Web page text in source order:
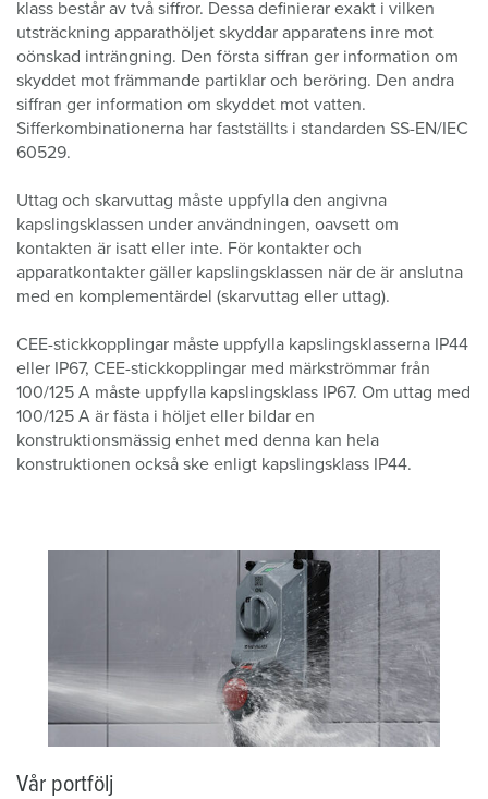
klass består av två siffror. Dessa definierar exakt i vilken
utsträckning apparathöljet skyddar apparatens inre mot
oönskad inträngning. Den första siffran ger information om
skyddet mot främmande partiklar och beröring. Den andra
siffran ger information om skyddet mot vatten.
Sifferkombinationerna har fastställts i standarden SS-EN/IEC
60529.
Uttag och skarvuttag måste uppfylla den angivna
kapslingsklassen under användningen, oavsett om
kontakten är isatt eller inte. För kontakter och
apparatkontakter gäller kapslingsklassen när de är anslutna
med en komplementärdel (skarvuttag eller uttag).
CEE-stickkopplingar måste uppfylla kapslingsklasserna IP44
eller IP67, CEE-stickkopplingar med märkströmmar från
100/125 A måste uppfylla kapslingsklass IP67. Om uttag med
100/125 A är fästa i höljet eller bildar en
konstruktionsmässig enhet med denna kan hela
konstruktionen också ske enligt kapslingsklass IP44.
Vår portfölj